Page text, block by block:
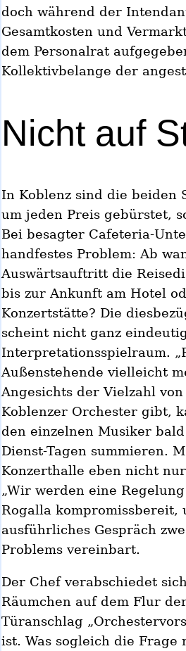
doch während der
Gesamtkosten und
dem Personalrat
Kollektivbelange der
Nicht auf
In Koblenz sind die beiden
um jeden Preis gebürstet,
Bei besagter Cafeteria-
handfestes Problem: Ab
Auswärtsauftritt die
bis zur Ankunft am Hotel
Konzertstätte? Die
scheint nicht ganz
Interpretationsspielraum.
Außenstehende vielleicht
Angesichts der Vielzahl
Koblenzer Orchester gibt,
den einzelnen Musiker
Dienst-Tagen summieren.
Konzerthalle eben nicht
„Wir werden eine
Rogalla kompromissbereit,
ausführliches Gespräch
Problems vereinbart.
Der Chef verabschiedet
Räumchen auf dem Flur
Türanschlag
ist. Was sogleich die Frage